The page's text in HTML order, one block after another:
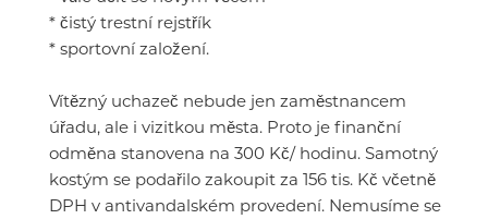
* čistý trestní rejstřík
* sportovní založení.
Vítězný uchazeč nebude jen zaměstnancem
úřadu, ale i vizitkou města. Proto je finanční
odměna stanovena na 300 Kč/ hodinu. Samotný
kostým se podařilo zakoupit za 156 tis. Kč včetně
DPH v antivandalském provedení. Nemusíme se